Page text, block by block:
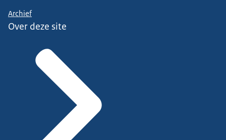
Archief
Over deze site